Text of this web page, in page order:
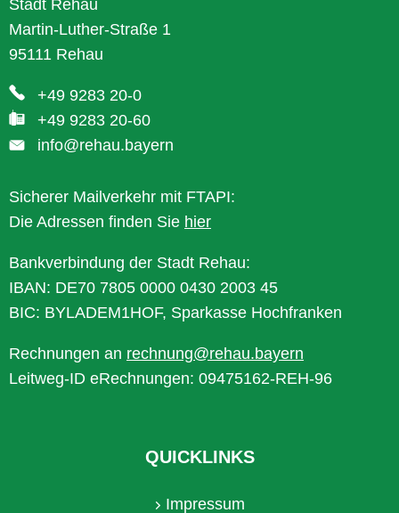
Stadt Rehau
Martin-Luther-Straße 1
95111 Rehau
+49 9283 20-0
+49 9283 20-60
info@rehau.bayern
Sicherer Mailverkehr mit FTAPI:
Die Adressen finden Sie hier
Bankverbindung der Stadt Rehau:
IBAN: DE70 7805 0000 0430 2003 45
BIC: BYLADEM1HOF, Sparkasse Hochfranken
Rechnungen an rechnung@rehau.bayern
Leitweg-ID eRechnungen: 09475162-REH-96
QUICKLINKS
Impressum